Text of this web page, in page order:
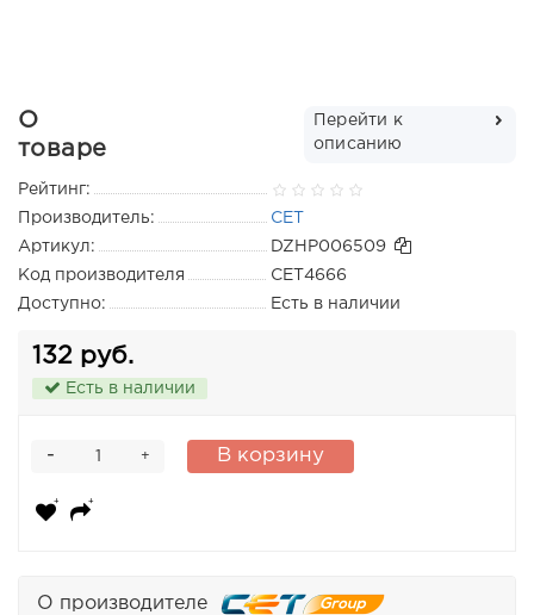
О
товаре
Перейти к
описанию
Рейтинг:
Производитель:
CET
Артикул:
DZHP006509
Код производителя
CET4666
Доступно:
Есть в наличии
132 руб.
Есть в наличии
+
- В корзину
О производителе